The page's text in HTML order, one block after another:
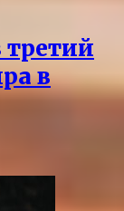
в